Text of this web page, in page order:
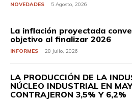
NOVEDADES 5 Agosto, 2026
La inflación proyectada
objetivo al finalizar 2026
INFORMES 28 Julio, 2026
LA PRODUCCIÓN DE LA
NÚCLEO INDUSTRIAL EN
CONTRAJERON 3,5% Y 6,2%